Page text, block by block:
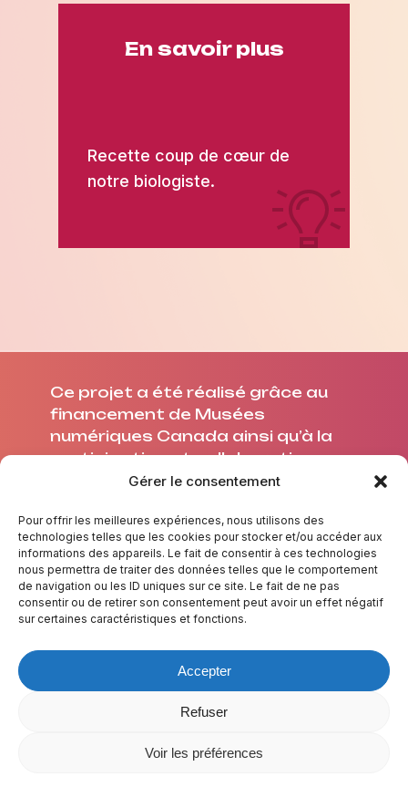
Gérer le consentement
Pour offrir les meilleures expériences, nous utilisons des
technologies telles que les cookies pour stocker et/ou accéder aux
informations des appareils. Le fait de consentir à ces technologies
nous permettra de traiter des données telles que le comportement
de navigation ou les ID uniques sur ce site. Le fait de ne pas
consentir ou de retirer son consentement peut avoir un effet négatif
sur certaines caractéristiques et fonctions.
Accepter
Refuser
Voir les préférences
En savoir plus
Recette coup de cœur de
notre biologiste.
Ce projet a été réalisé grâce au
financement de Musées
numériques Canada ainsi qu’à la
participation et collaboration
avec l’Université Laval.
À PROPOS
CRÉDITS
NOUS JOINDRE
© 2025 De l’eau à la bouche